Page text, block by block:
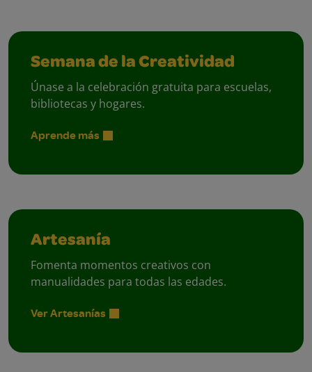
Semana de la Creatividad
Únase a la celebración gratuita para escuelas,
bibliotecas y hogares.
Aprende más
Artesanía
Fomenta momentos creativos con
manualidades para todas las edades.
Ver Artesanías